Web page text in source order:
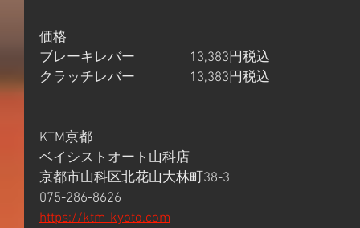
価格
ブレーキレバー　　　　13,383円税込
クラッチレバー　　　　13,383円税込
KTM京都
ベイシストオート山科店
京都市山科区北花山大林町38-3
075-286-8626
https://ktm-kyoto.com